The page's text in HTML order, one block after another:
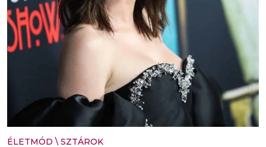
ÉLETMÓD \ SZTÁROK